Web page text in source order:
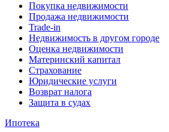
Покупка недвижимости
Продажа недвижимости
Trade-in
Недвижимость в другом городе
Оценка недвижимости
Материнский капитал
Страхование
Юридические услуги
Возврат налога
Защита в судах
Ипотека